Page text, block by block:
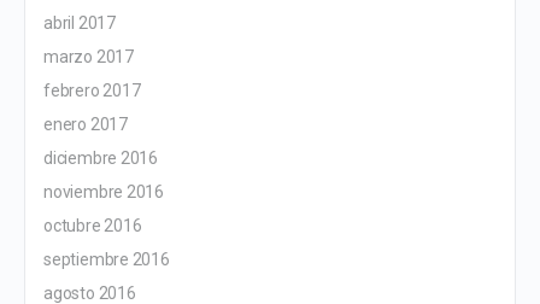
abril 2017
marzo 2017
febrero 2017
enero 2017
diciembre 2016
noviembre 2016
octubre 2016
septiembre 2016
agosto 2016